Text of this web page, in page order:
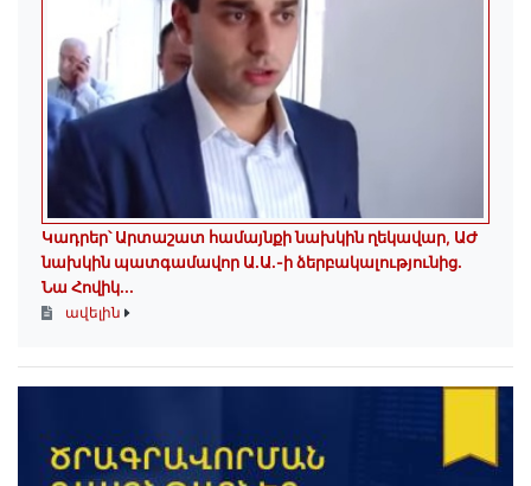
Կադրեր՝ Արտաշատ համայնքի նախկին ղեկավար, ԱԺ
նախկին պատգամավոր Ա.Ա.-ի ձերբակալությունից.
Նա Հովիկ...
ավելին